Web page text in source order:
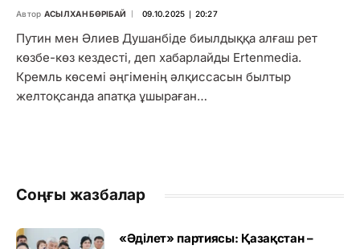
Автор АСЫЛХАН БӨРІБАЙ 09.10.2025 ∣ 20:27
Путин мен Әлиев Душанбіде биылдыққа алғаш рет
көзбе-көз кездесті, деп хабарлайды Ertenmedia.
Кремль көсемі әңгіменің әлқиссасын былтыр
желтоқсанда апатқа ұшыраған…
Соңғы жазбалар
«Әділет» партиясы: Қазақстан –